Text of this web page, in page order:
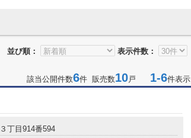
並び順： 表示件数：
該当公開件数6件 販売数10戸 1-6件表示
３丁目914番594